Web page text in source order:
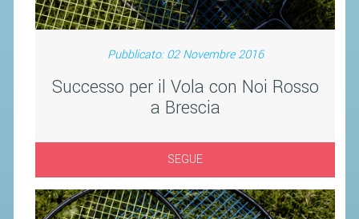
Pubblicato: 02 Novembre 2016
Successo per il Vola con Noi Rosso
a Brescia
SEGUE
AFFILIAZIONE E TESSERAMENTO
QUOTE E TASSE
CONVENZIONI
ACCEDI AL TESSERAMENTO ON
ASSICURAZIONE
MODULI
AFFILIARE UN ESD